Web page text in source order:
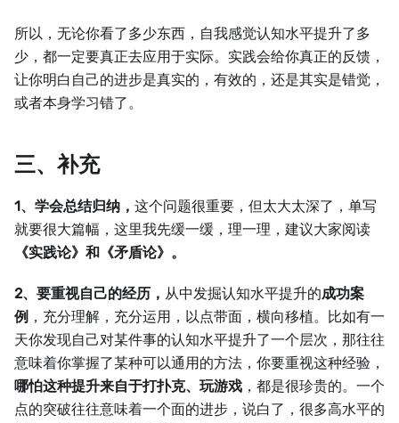
所以，无论你看了多少东西，自我感觉认知水平提升了多
少，都一定要真正去应用于实际。实践会给你真正的反馈，
让你明白自己的进步是真实的，有效的，还是其实是错觉，
或者本身学习错了。
三、补充
1、学会总结归纳， 这个问题很重要，但太大太深了，单写
就要很大篇幅，这里我先缓一缓，理一理，建议大家阅读
《实践论》和《矛盾论》。
2、要重视自己的经历， 从中发掘认知水平提升的成功案
例 ，充分理解，充分运用，以点带面，横向移植。比如有一
天你发现自己对某件事的认知水平提升了一个层次，那往往
意味着你掌握了某种可以通用的方法，你要重视这种经验，
哪怕这种提升来自于打扑克、玩游戏 ，都是很珍贵的。一个
点的突破往往意味着一个面的进步，说白了，很多高水平的